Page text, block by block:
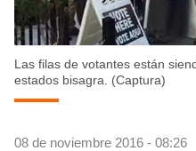
Las filas de votantes están
estados bisagra. (Captura)
08 de noviembre 2016 - 08:26